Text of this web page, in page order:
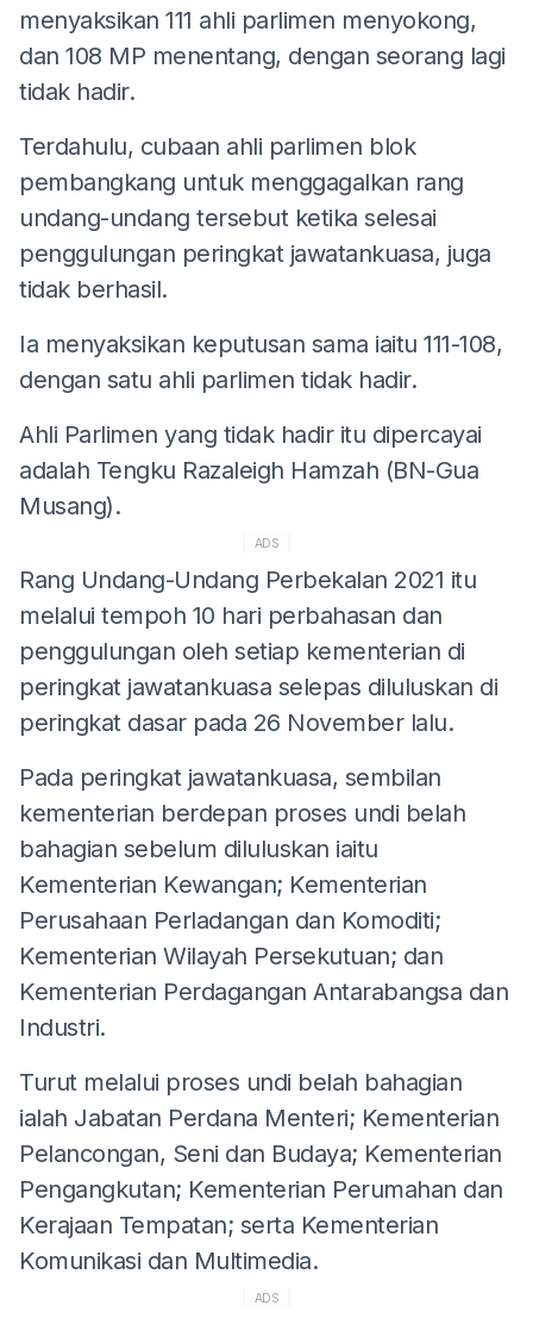
menyaksikan 111 ahli parlimen menyokong,
dan 108 MP menentang, dengan seorang lagi
tidak hadir.
Terdahulu, cubaan ahli parlimen blok
pembangkang untuk menggagalkan rang
undang-undang tersebut ketika selesai
penggulungan peringkat jawatankuasa, juga
tidak berhasil.
Ia menyaksikan keputusan sama iaitu 111-108,
dengan satu ahli parlimen tidak hadir.
Ahli Parlimen yang tidak hadir itu dipercayai
adalah Tengku Razaleigh Hamzah (BN-Gua
Musang).
ADS
Rang Undang-Undang Perbekalan 2021 itu
melalui tempoh 10 hari perbahasan dan
penggulungan oleh setiap kementerian di
peringkat jawatankuasa selepas diluluskan di
peringkat dasar pada 26 November lalu.
Pada peringkat jawatankuasa, sembilan
kementerian berdepan proses undi belah
bahagian sebelum diluluskan iaitu
Kementerian Kewangan; Kementerian
Perusahaan Perladangan dan Komoditi;
Kementerian Wilayah Persekutuan; dan
Kementerian Perdagangan Antarabangsa dan
Industri.
Turut melalui proses undi belah bahagian
ialah Jabatan Perdana Menteri; Kementerian
Pelancongan, Seni dan Budaya; Kementerian
Pengangkutan; Kementerian Perumahan dan
Kerajaan Tempatan; serta Kementerian
Komunikasi dan Multimedia.
ADS